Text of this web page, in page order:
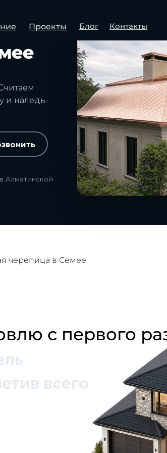
Проекты Блог Контакты
и наледь
Алматинской
черепица в Семее
с первого
всего